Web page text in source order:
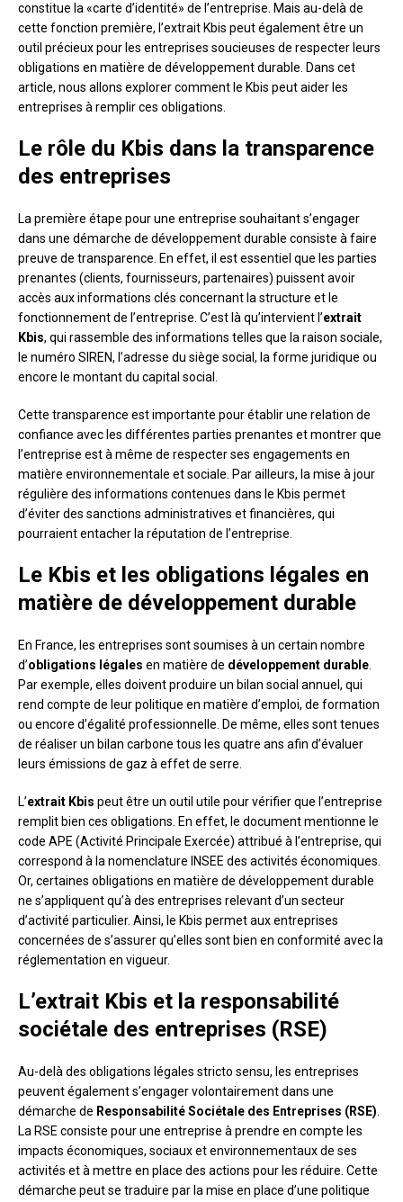
constitue la «carte d’identité» de l’entreprise. Mais au-delà de
cette fonction première, l’extrait Kbis peut également être un
outil précieux pour les entreprises soucieuses de respecter leurs
obligations en matière de développement durable. Dans cet
article, nous allons explorer comment le Kbis peut aider les
entreprises à remplir ces obligations.
Le rôle du Kbis dans la transparence
des entreprises
La première étape pour une entreprise souhaitant s’engager
dans une démarche de développement durable consiste à faire
preuve de transparence. En effet, il est essentiel que les parties
prenantes (clients, fournisseurs, partenaires) puissent avoir
accès aux informations clés concernant la structure et le
fonctionnement de l’entreprise. C’est là qu’intervient l’extrait
Kbis, qui rassemble des informations telles que la raison sociale,
le numéro SIREN, l’adresse du siège social, la forme juridique ou
encore le montant du capital social.
Cette transparence est importante pour établir une relation de
confiance avec les différentes parties prenantes et montrer que
l’entreprise est à même de respecter ses engagements en
matière environnementale et sociale. Par ailleurs, la mise à jour
régulière des informations contenues dans le Kbis permet
d’éviter des sanctions administratives et financières, qui
pourraient entacher la réputation de l’entreprise.
Le Kbis et les obligations légales en
matière de développement durable
En France, les entreprises sont soumises à un certain nombre
d’obligations légales en matière de développement durable
Par exemple, elles doivent produire un bilan social annuel, qui
rend compte de leur politique en matière d’emploi, de formation
ou encore d’égalité professionnelle. De même, elles sont tenues
de réaliser un bilan carbone tous les quatre ans afin d’évaluer
leurs émissions de gaz à effet de serre.
L’extrait Kbis peut être un outil utile pour vérifier que l’entreprise
remplit bien ces obligations. En effet, le document mentionne le
code APE (Activité Principale Exercée) attribué à l’entreprise, qui
correspond à la nomenclature INSEE des activités économiques.
Or, certaines obligations en matière de développement durable
ne s’appliquent qu’à des entreprises relevant d’un secteur
d’activité particulier. Ainsi, le Kbis permet aux entreprises
concernées de s’assurer qu’elles sont bien en conformité avec la
réglementation en vigueur.
L’extrait Kbis et la responsabilité
sociétale des entreprises (RSE)
Au-delà des obligations légales stricto sensu, les entreprises
peuvent également s’engager volontairement dans une
démarche de Responsabilité Sociétale des Entreprises (RSE)
La RSE consiste pour une entreprise à prendre en compte les
impacts économiques, sociaux et environnementaux de ses
activités et à mettre en place des actions pour les réduire. Cette
démarche peut se traduire par la mise en place d’une politique